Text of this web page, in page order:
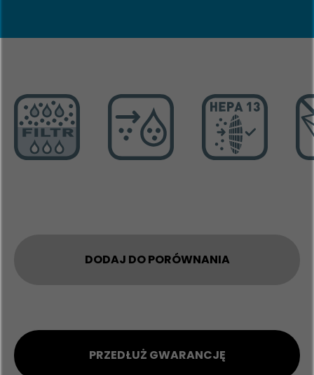
PRZEDŁUŻ GWARANCJĘ
DODAJ DO PORÓWNANIA